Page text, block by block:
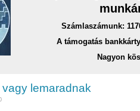
Számlaszámunk:
A támogatás
Nagyon
lemaradnak